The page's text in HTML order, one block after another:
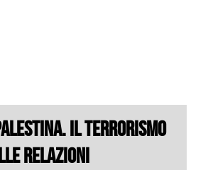
IL TERRORISMO
RELAZIONI